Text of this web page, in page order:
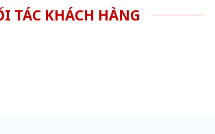
TÁC KHÁCH HÀNG